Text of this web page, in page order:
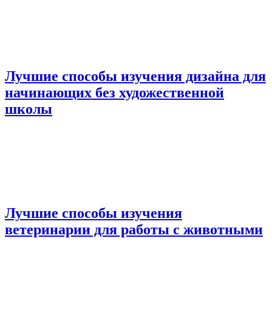
Лучшие способы изучения дизайна для
начинающих без художественной
школы
Лучшие способы изучения
ветеринарии для работы с животными